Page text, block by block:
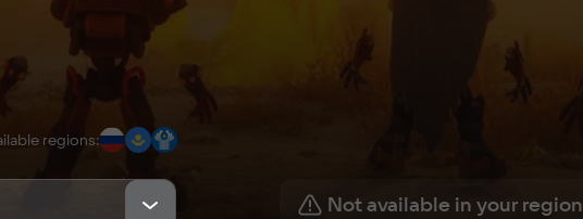
regions:
Not available in your region